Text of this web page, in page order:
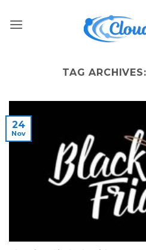
TAG ARCHIVES:
24
Nov